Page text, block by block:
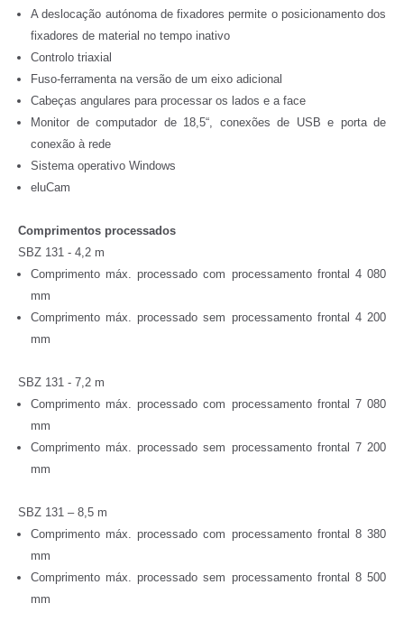
A deslocação autónoma de fixadores permite o posicionamento dos
fixadores de material no tempo inativo
Controlo triaxial
Fuso-ferramenta na versão de um eixo adicional
Cabeças angulares para processar os lados e a face
Monitor de computador de 18,5“, conexões de USB e porta de
conexão à rede
Sistema operativo Windows
eluCam
Comprimentos processados
SBZ 131 - 4,2 m
Comprimento máx. processado com processamento frontal 4 080
mm
Comprimento máx. processado sem processamento frontal 4 200
mm
SBZ 131 - 7,2 m
Comprimento máx. processado com processamento frontal 7 080
mm
Comprimento máx. processado sem processamento frontal 7 200
mm
SBZ 131 – 8,5 m
Comprimento máx. processado com processamento frontal 8 380
mm
Comprimento máx. processado sem processamento frontal 8 500
mm